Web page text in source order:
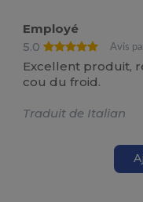
Employé
5.0
Avis
Excellent produit,
cou du froid.
Traduit de Italian